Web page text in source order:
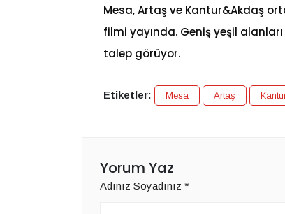
Mesa, Artaş ve Kantur&Akdaş
filmi yayında. Geniş yeşil
talep görüyor.
Etiketler: Mesa Artaş
Yorum Yaz
Adınız Soyadınız *